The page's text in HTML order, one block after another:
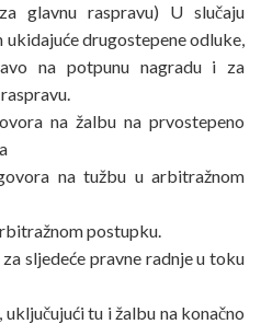
glavnu raspravu) U slučaju
drugostepene odluke,
na potpunu nagradu i za
na žalbu na prvostepeno
na tužbu u arbitražnom
postupku.
sljedeće pravne radnje u toku
tu i žalbu na konačno